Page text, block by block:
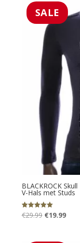
€39.99.
SALE
BLACKROCK
V-Hals met Studs
Gewaardeerd
5.00
€29.99 €19.99